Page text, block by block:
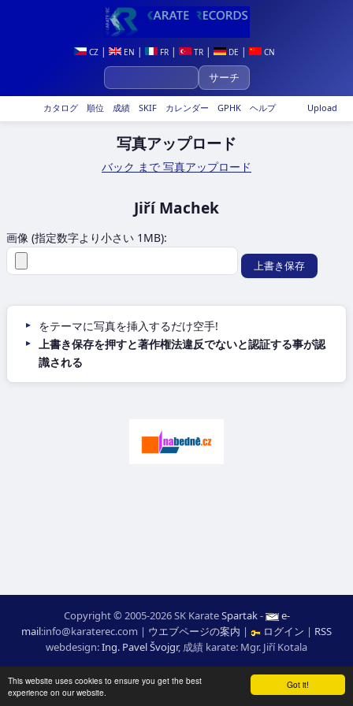
Got it!
This website uses cookies to ensure you get the best
experience on our website.
CZ| EN | FR| TR| DE | CN
Upload
カタログ 順位 成績 SKIF カレンダー GPHK ヘルプ
写真アップロード
バック まで 写真アップロード
Jiří Machek
画像 (指定数字より小さい 1MB):
をテーマに写真を挿入するだけ空手!
上書き保存を押すと著作権法違反でないと認証する事が認
識される
Copyright © 2005-2026 SK KarateSpartak-
e-
mail:moc.ceretarak@ofni | ウエブページの案内 | ログイン | RSS
webdesign:Ing. Pavel Švojgr, 成績 karate: Mgr. Jiří Kotala